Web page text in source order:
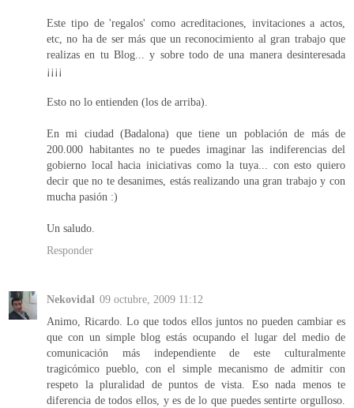
Este tipo de 'regalos' como acreditaciones, invitaciones a actos,
etc, no ha de ser más que un reconocimiento al gran trabajo que
realizas en tu Blog... y sobre todo de una manera desinteresada
¡¡¡¡
Esto no lo entienden (los de arriba).
En mi ciudad (Badalona) que tiene un población de más de
200.000 habitantes no te puedes imaginar las indiferencias del
gobierno local hacia iniciativas como la tuya... con esto quiero
decir que no te desanimes, estás realizando una gran trabajo y con
mucha pasión :)
Un saludo.
Responder
Nekovidal 09 octubre, 2009 11:12
Animo, Ricardo. Lo que todos ellos juntos no pueden cambiar es
que con un simple blog estás ocupando el lugar del medio de
comunicación más independiente de este culturalmente
tragicómico pueblo, con el simple mecanismo de admitir con
respeto la pluralidad de puntos de vista. Eso nada menos te
diferencia de todos ellos, y es de lo que puedes sentirte orgulloso.